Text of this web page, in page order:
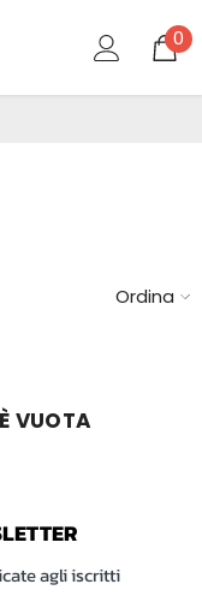
00
Ordina
VUOTA
agli iscritti